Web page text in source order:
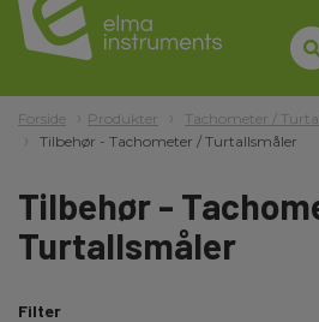
Forside Produkter
Tachometer /
Tilbehør - Tachometer / Turtallsmåler
Tilbehør -
Turtallsmåler
Filter